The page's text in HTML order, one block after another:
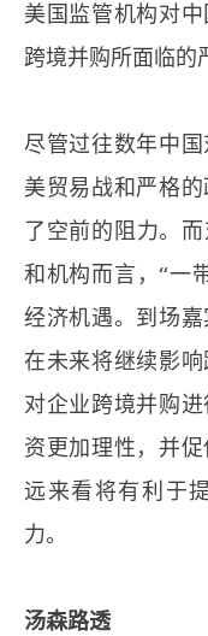
美国监管机构对
跨境并购所面临的
尽管过往数年中
美贸易战和严格
了空前的阻力。
和机构而言，“一
经济机遇。到场
在未来将继续影
对企业跨境并购
资更加理性，并
远来看将有利于
力。
汤森路透